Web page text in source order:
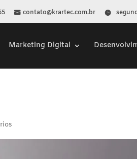
contato@krartec.com.br
Marketing Digital